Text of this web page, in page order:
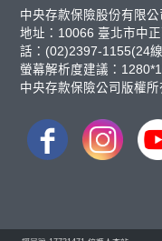
中央存款保險股份有限
地址：10066 臺北市中
話：(02)2397-1155(24
螢幕解析度建議：
中央存款保險公司版權